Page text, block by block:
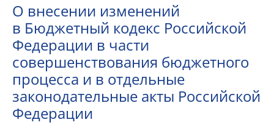
О внесении изменений
в Бюджетный кодекс Российской
Федерации в части
совершенствования бюджетного
процесса и в отдельные
законодательные акты Российской
Федерации